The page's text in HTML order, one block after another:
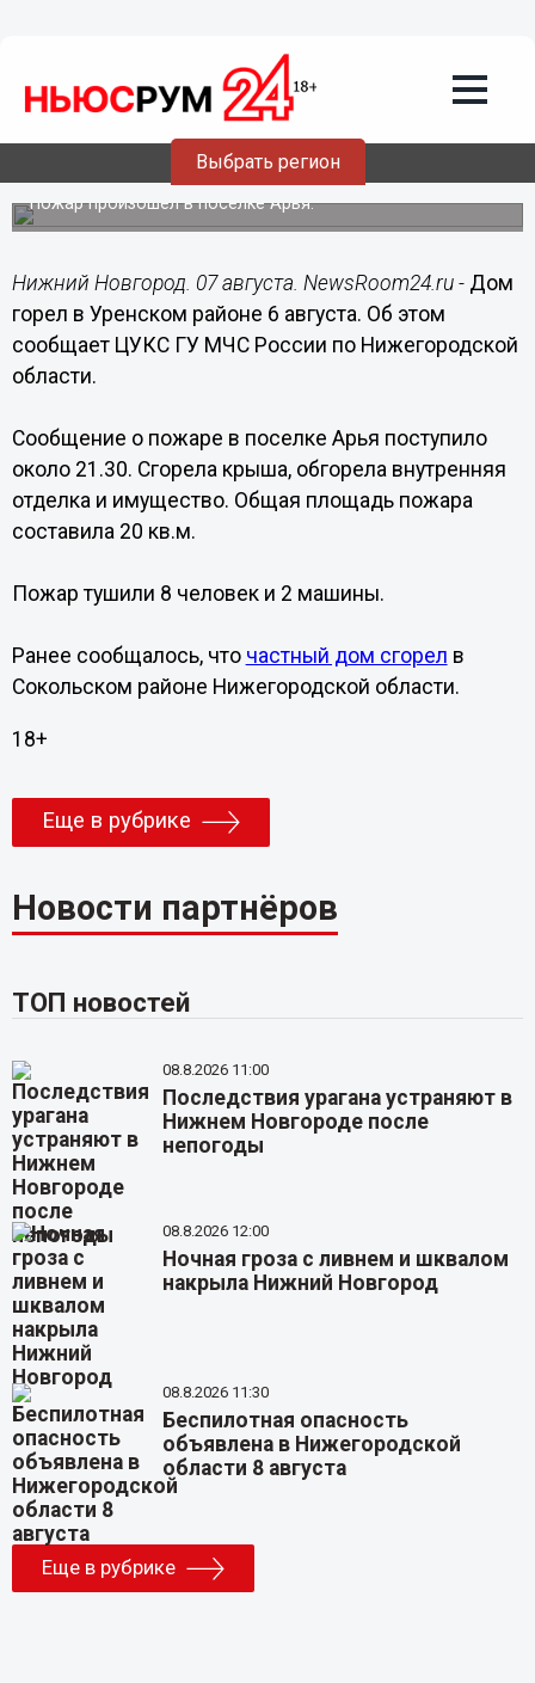
Выбрать регион
Происшествия
Дом горел в Уренском районе 6 августа
Пожар произошел в поселке Арья.
Нижний Новгород. 07 августа. NewsRoom24.ru - Дом
горел в Уренском районе 6 августа. Об этом
сообщает ЦУКС ГУ МЧС России по Нижегородской
области.
Сообщение о пожаре в поселке Арья поступило
около 21.30. Сгорела крыша, обгорела внутренняя
отделка и имущество. Общая площадь пожара
составила 20 кв.м.
Пожар тушили 8 человек и 2 машины.
Ранее сообщалось, что частный дом сгорел в
Сокольском районе Нижегородской области.
18+
Еще в рубрике
Новости партнёров
ТОП новостей
08.8.2026 11:00
Последствия урагана устраняют в
Нижнем Новгороде после
непогоды
08.8.2026 12:00
Ночная гроза с ливнем и шквалом
накрыла Нижний Новгород
08.8.2026 11:30
Беспилотная опасность
объявлена в Нижегородской
области 8 августа
Еще в рубрике